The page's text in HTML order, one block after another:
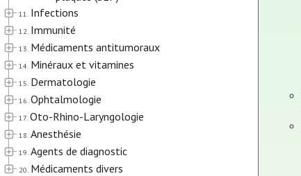
11. Infections
12. Immunité
13. Médicaments antitumoraux
14. Minéraux et vitamines
15. Dermatologie
16. Ophtalmologie
17. Oto-Rhino-Laryngologie
18. Anesthésie
19. Agents de diagnostic
20. Médicaments divers